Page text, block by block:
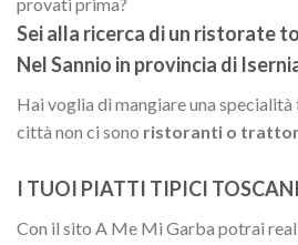
Sei alla ricerca di un ristorate
Nel Sannio in provincia di
Hai voglia di mangiare una specialità
città non ci sono ristoranti o
I TUOI PIATTI TIPICI
Con il sito A Me Mi Garba potrai